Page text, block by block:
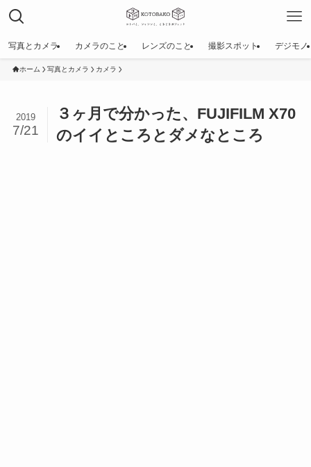
写真とカメラ カメラのこと レンズのこと 撮影スポット デジモノ
ホーム 写真とカメラ カメラ
３ヶ月で分かった、FUJIFILM X70
のイイところとダメなところ
2019
7/21